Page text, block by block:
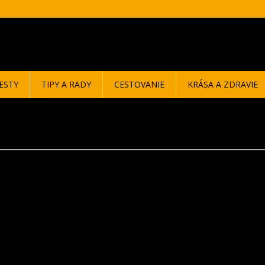
TIPY A RADY CESTOVANIE KRÁSA A ZDRAVIE